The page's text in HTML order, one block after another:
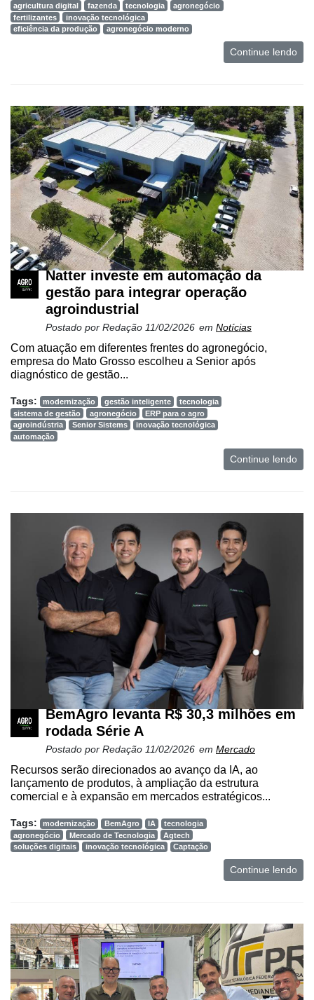
agricultura digital
fazenda tecnologia
agronegócio
fertilizantes
inovação tecnológica
eficiência da produção
agronegócio moderno
Continue lendo
Natter investe em automação da
gestão para integrar operação
agroindustrial
Postado por Redação 11/02/2026 em Notícias
Com atuação em diferentes frentes do agronegócio,
empresa do Mato Grosso escolheu a Senior após
diagnóstico de gestão...
Tags: modernização gestão inteligente
tecnologia
sistema de gestão
agronegócio
ERP para o agro
agroindústria
Senior Sistems
inovação tecnológica
automação
Continue lendo
BemAgro levanta R$ 30,3 milhões em
rodada Série A
Postado por Redação 11/02/2026 em Mercado
Recursos serão direcionados ao avanço da IA, ao
lançamento de produtos, à ampliação da estrutura
comercial e à expansão em mercados estratégicos...
Tags: modernização BemAgro IA
tecnologia
agronegócio
Mercado de Tecnologia
Agtech
soluções digitais
inovação tecnológica Captação
Continue lendo